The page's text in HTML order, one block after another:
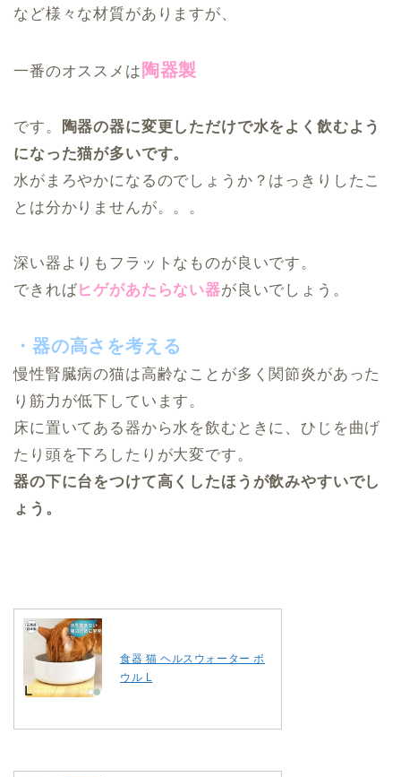
など様々な材質がありますが、
一番のオススメは 陶器製
です。
陶器の器に変更しただけで水をよく飲むよう
になった猫が多いです。
水がまろやかになるのでしょうか？はっきりしたこ
とは分かりませんが。。。
深い器よりもフラットなものが良いです。
できればヒゲがあたらない器が良いでしょう。
・器の高さを考える
慢性腎臓病の猫は高齢なことが多く関節炎があった
り筋力が低下しています。
床に置いてある器から水を飲むときに、ひじを曲げ
たり頭を下ろしたりが大変です。
器の下に台をつけて高くしたほうが飲みやすいでし
ょう。
食器 猫 ヘルスウォーター ボ
ウル L